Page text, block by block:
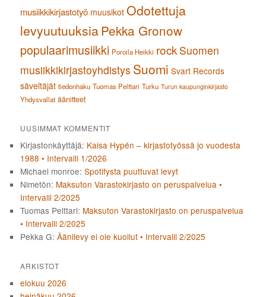
musiikkikirjastotyö muusikot Odotettuja
levyuutuuksiaPekka Gronow
populaarimusiikki Poroila Heikki rock Suomen
musiikkikirjastoyhdistys Suomi Svart Records
säveltäjät tiedonhaku Tuomas Pelttari Turku Turun kaupunginkirjasto
Yhdysvallat äänitteet
UUSIMMAT KOMMENTIT
Kirjastonkäyttäjä: Kaisa Hypén – kirjastotyössä jo vuodesta
1988 • Intervalli 1/2026
Michael monroe:Spotifysta puuttuvat levyt
Nimetön: Maksuton Varastokirjasto on peruspalvelua •
Intervalli 2/2025
Tuomas Pelttari: Maksuton Varastokirjasto on peruspalvelua
• Intervalli 2/2025
Pekka G:Äänilevy ei ole kuollut • Intervalli 2/2025
ARKISTOT
elokuu 2026